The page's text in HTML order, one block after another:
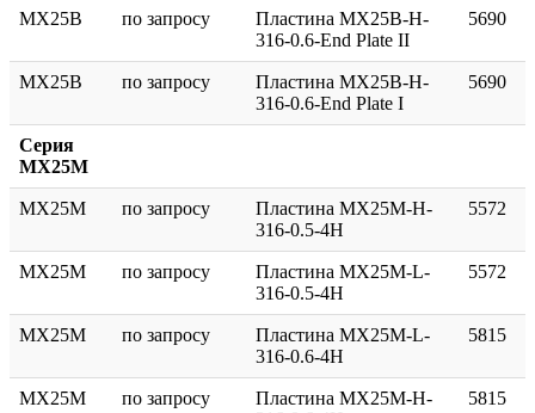
MX25B по запросу
Пластина MX25B-H-
316-0.6-End Plate II
5690
MX25B по запросу
Пластина MX25B-H-
316-0.6-End Plate I
5690
Серия
MX25M
MX25M по запросу
Пластина MX25M-H-
316-0.5-4H
5572
MX25M по запросу
Пластина MX25M-L-
316-0.5-4H
5572
MX25M по запросу
Пластина MX25M-L-
316-0.6-4H
5815
MX25M по запросу
Пластина MX25M-H-
5815